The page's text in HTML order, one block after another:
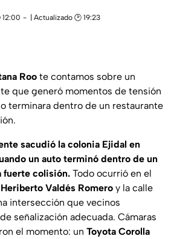
| Actualizado 🕑 19:23
Roo te contamos sobre un
que generó momentos de tensión
terminara dentro de un restaurante
sacudió la colonia Ejidal en
un auto terminó dentro de un
fuerte colisión. Todo ocurrió en el
Heriberto Valdés Romero y la calle
intersección que vecinos
señalización adecuada. Cámaras
el momento: un Toyota Corolla